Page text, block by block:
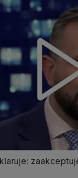
aborcji